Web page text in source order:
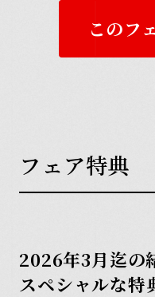
このフ
フ ェア特典
2026年3月迄の
スペシャルな特